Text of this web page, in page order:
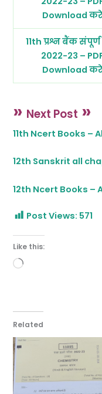
Download करे
11th प्रश्न बैंक
2022-23 –
Download करे
» Next Post »
11th Ncert Books –
12th Sanskrit all
12th Ncert Books –
Post Views: 571
Like this:
Loading…
Related